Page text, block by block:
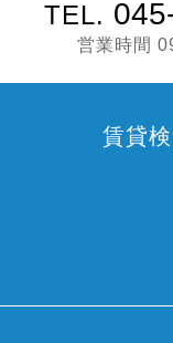
TEL.
営業時間
賃貸